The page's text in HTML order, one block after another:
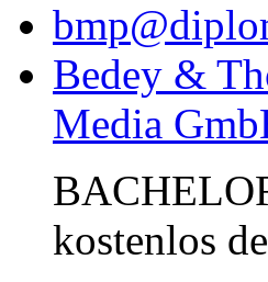
Bedey &
Media
kostenlos